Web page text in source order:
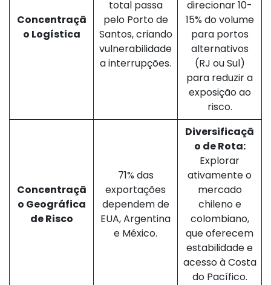
Concentraçã
o Logística
total passa
pelo Porto de
Santos, criando
vulnerabilidade
a interrupções.
direcionar 10-
15% do volume
para portos
alternativos
(RJ ou Sul)
para reduzir a
exposição ao
risco.
Concentraçã
o Geográfica
de Risco
71% das
exportações
dependem de
EUA, Argentina
e México.
Diversificaçã
o de Rota:
Explorar
ativamente o
mercado
chileno e
colombiano,
que oferecem
estabilidade e
acesso à Costa
do Pacífico.